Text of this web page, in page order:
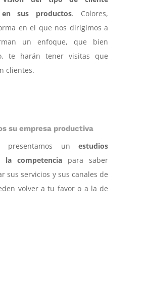
en sus productos. Colores,
en el que nos dirigimos a
un enfoque, que bien
te harán tener visitas que
clientes.
su empresa productiva
presentamos unestudios
competencia para saber
sus servicios y sus canales de
volver a tu favor o a la de